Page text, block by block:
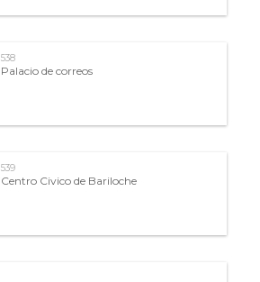
538
Palacio de correos
539
Centro Civico de Bariloche